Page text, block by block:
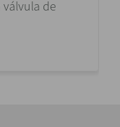
válvula de